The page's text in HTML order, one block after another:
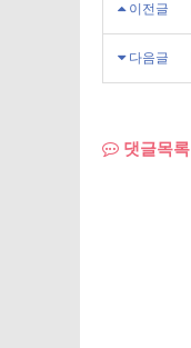
이전글
다음글
댓글목록